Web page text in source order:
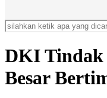
DKI Tindak
Besar